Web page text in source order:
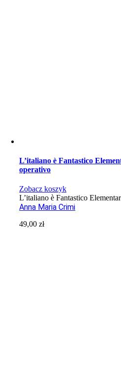
L’italiano è Fantastico
operativo
Zobacz koszyk
L’italiano è Fantastico
Anna Maria Crimi
49,00zł